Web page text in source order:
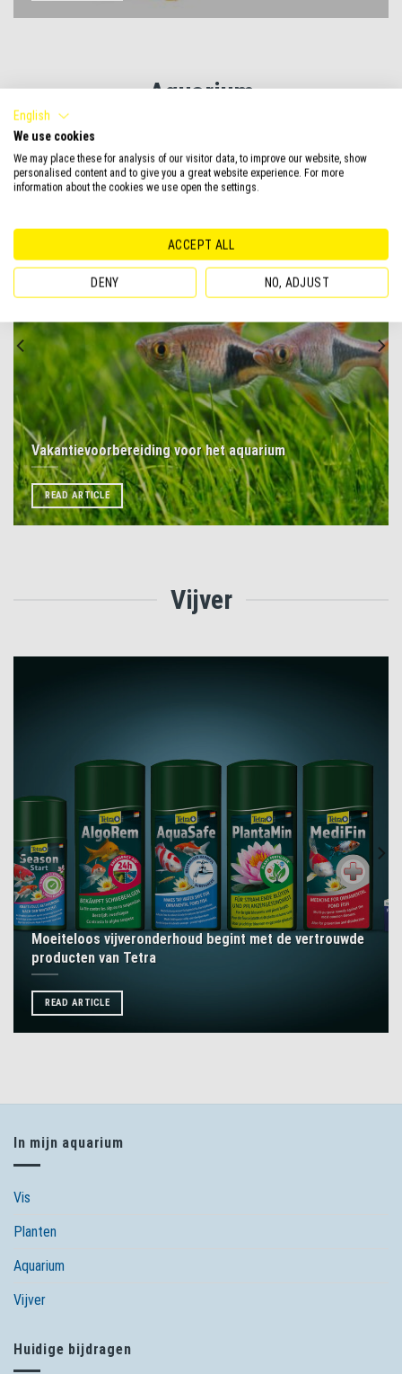
Aquarium
Vakantievoorbereiding voor het aquarium
READ ARTICLE
Vijver
Moeiteloos vijveronderhoud begint met de vertrouwde
producten van Tetra
READ ARTICLE
In mijn aquarium
Vis
Planten
Aquarium
Vijver
Huidige bijdragen
English
We use cookies
We may place these for analysis of our visitor data, to improve our website, show
personalised content and to give you a great website experience. For more
information about the cookies we use open the settings.
ACCEPT ALL
DENY NO, ADJUST